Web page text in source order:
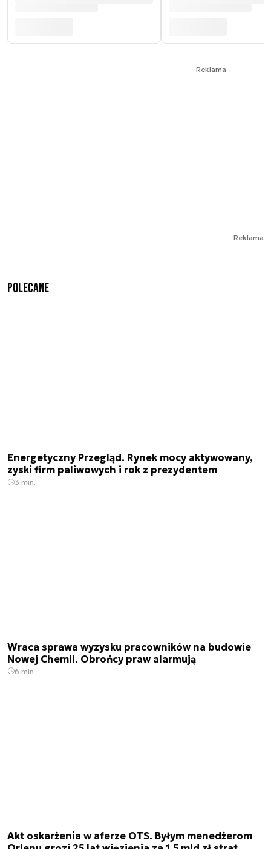
Reklama
Reklama
Polecane
Energetyczny Przegląd. Rynek mocy aktywowany,
zyski firm paliwowych i rok z prezydentem
3 min.
Wraca sprawa wyzysku pracowników na budowie
Nowej Chemii. Obrońcy praw alarmują
6 min.
Akt oskarżenia w aferze OTS. Byłym menedżerom